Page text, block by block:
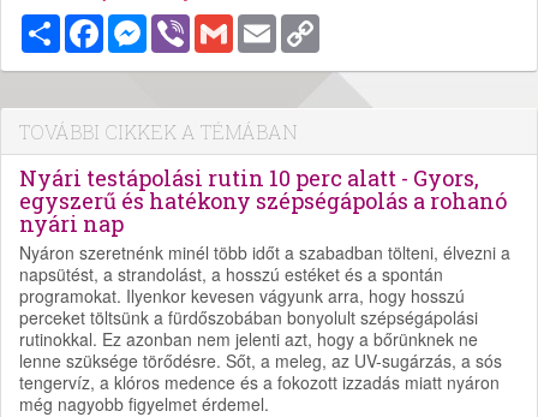
MegosztásFacebookMessenger
Viber Gmail Email
TOVÁBBI CIKKEK A TÉMÁBAN
Nyári testápolási rutin 10 perc alatt - Gyors,
egyszerű és hatékony szépségápolás a rohanó
nyári nap
Nyáron szeretnénk minél több időt a szabadban tölteni, élvezni a
napsütést, a strandolást, a hosszú estéket és a spontán
programokat. Ilyenkor kevesen vágyunk arra, hogy hosszú
perceket töltsünk a fürdőszobában bonyolult szépségápolási
rutinokkal. Ez azonban nem jelenti azt, hogy a bőrünknek ne
lenne szüksége törődésre. Sőt, a meleg, az UV-sugárzás, a sós
tengervíz, a klóros medence és a fokozott izzadás miatt nyáron
még nagyobb figyelmet érdemel.